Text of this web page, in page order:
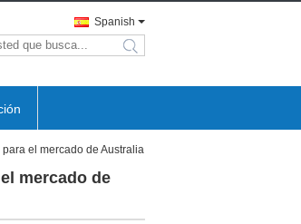
Spanish
search
el mercado de Australia
mercado de